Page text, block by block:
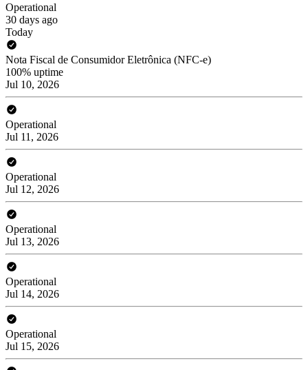
Operational
30 days ago
Today
Nota Fiscal de Consumidor Eletrônica (NFC-e)
100% uptime
Jul 10, 2026
Operational
Jul 11, 2026
Operational
Jul 12, 2026
Operational
Jul 13, 2026
Operational
Jul 14, 2026
Operational
Jul 15, 2026